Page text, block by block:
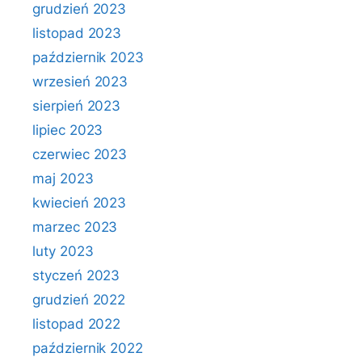
grudzień 2023
listopad 2023
październik 2023
wrzesień 2023
sierpień 2023
lipiec 2023
czerwiec 2023
maj 2023
kwiecień 2023
marzec 2023
luty 2023
styczeń 2023
grudzień 2022
listopad 2022
październik 2022